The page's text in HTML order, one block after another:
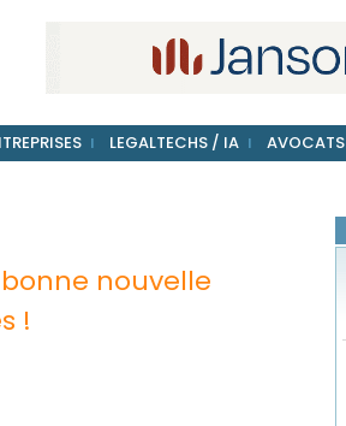
LEGALTECHS / IA AVOCATS
nouvelle
!